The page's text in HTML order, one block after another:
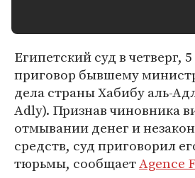
Египетский суд в четверг,
приговор бывшему
дела страны Хабибу аль-
Adly). Признав чиновника
отмывании денег и
средств, суд приговорил
тюрьмы, сообщаетAgence